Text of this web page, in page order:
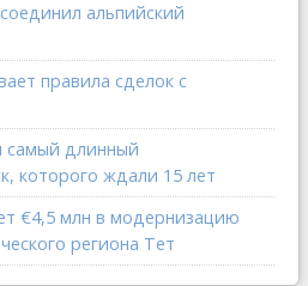
альпийский
правила сделок с
самый длинный
которого ждали 15 лет
€4,5 млн в модернизацию
региона Тет